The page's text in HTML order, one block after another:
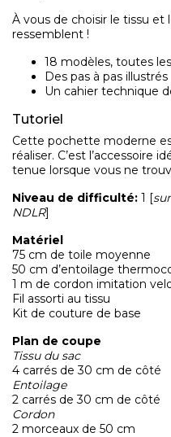
À vous de choisir le tissu et
ressemblent !
18 modèles, toutes
Des pas à pas illustrés
Un cahier technique
Tutoriel
Cette pochette moderne
réaliser. C’est l’accessoire
tenue lorsque vous ne
Niveau de difficulté: 1 [
NDLR]
Matériel
75 cm de toile moyenne
50 cm d’entoilage
1 m de cordon imitation
Fil assorti au tissu
Kit de couture de base
Plan de coupe
Tissu du sac
4 carrés de 30 cm de côté
Entoilage
2 carrés de 30 cm de côté
Cordon
2 morceaux de 50 cm